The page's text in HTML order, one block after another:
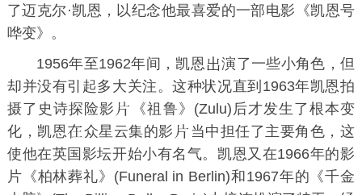
了迈克尔·凯恩，以纪念他最喜爱的一部电影《凯恩号
哗变》。
1956年至1962年间，凯恩
演了一些小角色，但
却并没有引起多大关注。这种状况直到1963年凯恩拍
摄了史诗探险影
《祖鲁》(Zulu)后才发生了根本变
化，凯恩
众星云集的影
当中担任了主要角色，这
使他在英国影坛开始小有名气。凯恩又在1966年的影
片《柏林葬礼》(Funeral in Berlin)和1967年的《千金